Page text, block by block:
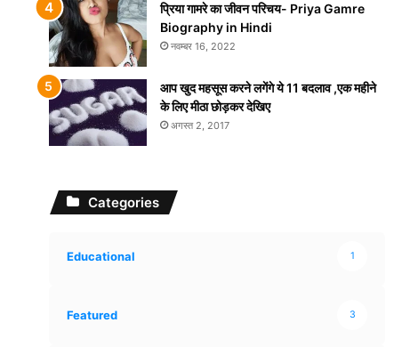
प्रिया गामरे का जीवन परिचय- Priya Gamre
Biography in Hindi
नवम्बर 16, 2022
आप खुद महसूस करने लगेंगे ये 11 बदलाव ,एक महीने
के लिए मीठा छोड़कर देखिए
अगस्त 2, 2017
Categories
Educational 1
Featured 3